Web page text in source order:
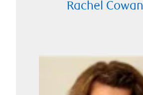
Rachel Cowan